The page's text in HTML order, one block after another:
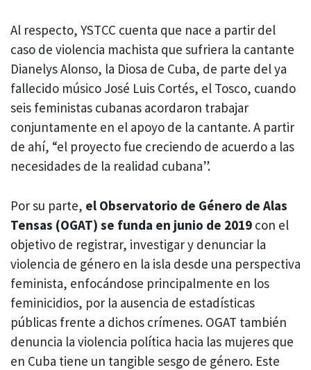
Al respecto, YSTCC cuenta que nace a partir del
caso de violencia machista que sufriera la cantante
Dianelys Alonso, la Diosa de Cuba, de parte del ya
fallecido músico José Luis Cortés, el Tosco, cuando
seis feministas cubanas acordaron trabajar
conjuntamente en el apoyo de la cantante. A partir
de ahí, “el proyecto fue creciendo de acuerdo a las
necesidades de la realidad cubana”.
Por su parte, el Observatorio de Género de Alas
Tensas (OGAT) se funda en junio de 2019 con el
objetivo de registrar, investigar y denunciar la
violencia de género en la isla desde una perspectiva
feminista, enfocándose principalmente en los
feminicidios, por la ausencia de estadísticas
públicas frente a dichos crímenes. OGAT también
denuncia la violencia política hacia las mujeres que
en Cuba tiene un tangible sesgo de género. Este